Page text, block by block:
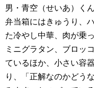
男・青空（せいあ）く
弁当箱にはきゅうり、
た冷やし中華、肉が乗
ミニグラタン、ブロッ
ているほか、小さい容
り、「正解なのかどう